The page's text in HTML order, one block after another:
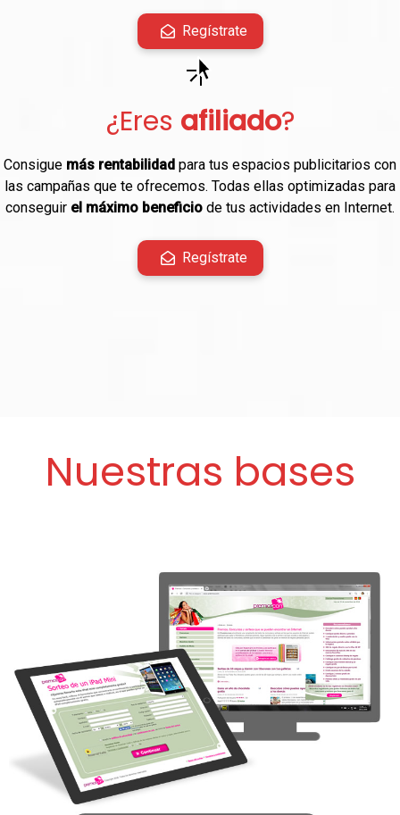
Regístrate
¿Eres afiliado?
Consigue más rentabilidad para tus espacios publicitarios con
las campañas que te ofrecemos. Todas ellas optimizadas para
conseguir el máximo beneficio de tus actividades en Internet.
Regístrate
Nuestras bases